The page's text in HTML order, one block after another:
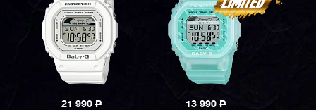
21 990P 13 990P